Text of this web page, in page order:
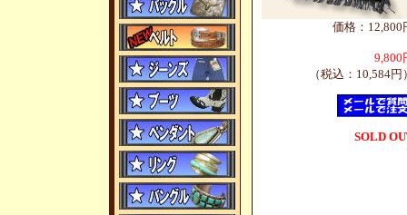
価格：12,800
9,800
（税込：10,584円
SOLD